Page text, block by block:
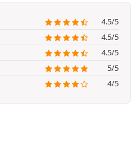
4.5/5
4.5/5
4.5/5
5/5
4/5